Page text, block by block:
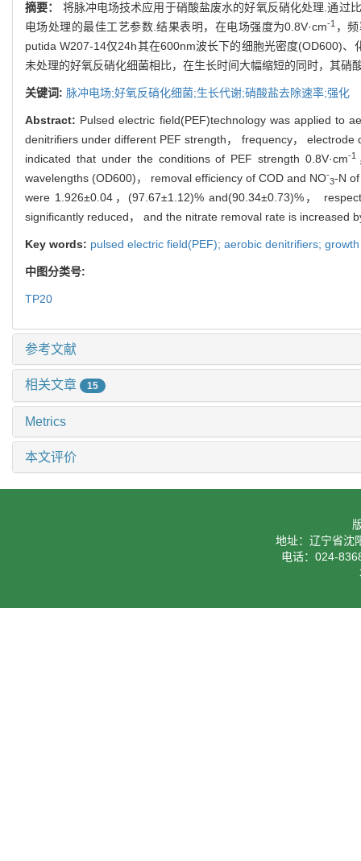
摘要： 将脉冲电场技术应用于硝酸盐废水的好氧反硝化处理.通过
电场处理的最佳工艺参数.结果表明，在电场强度为0.8V·cm-1 ，
putida W207-14仅24h其在600nm波长下的细胞光密度(OD600)、
未处理的好氧反硝化细菌相比，在生长时间大幅缩短的同时，其硝
关键词: 脉冲电场;好氧反硝化细菌;生长代谢;硝酸盐去除速率;强化
Abstract: Pulsed electric field(PEF)technology was applied to
denitrifiers under different PEF strength， frequency，
indicated that under the conditions of PEF strength 0.8V·cm-1
wavelengths (OD600)， removal efficiency of COD and NO-
3-N
were 1.926±0.04，(97.67±1.12)% and(90.34±0.73)%，
significantly reduced， and the nitrate removal rate is increased
Key words: pulsed electric field(PEF); aerobic denitrifiers;
中图分类号:
TP20
参考文献
相关文章 15
Metrics
本文评价
地址：辽宁省沈
电话：024-